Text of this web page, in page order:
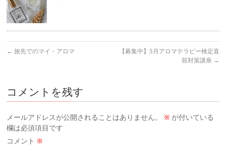
← 旅先でのマイ・アロマ
【募集中】5月アロマテラピー検定直
前対策講座 →
コメントを残す
メールアドレスが公開されることはありません。 ※ が付いている
欄は必須項目です
コメント ※